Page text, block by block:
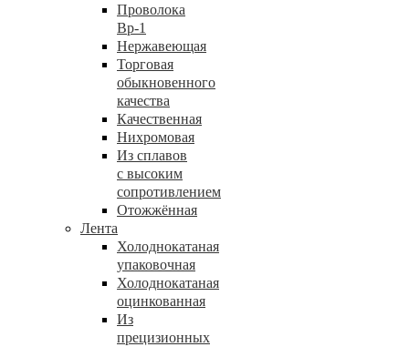
Проволока
Вр-1
Нержавеющая
Торговая
обыкновенного
качества
Качественная
Нихромовая
Из сплавов
с высоким
сопротивлением
Отожжённая
Лента
Холоднокатаная
упаковочная
Холоднокатаная
оцинкованная
Из
прецизионных